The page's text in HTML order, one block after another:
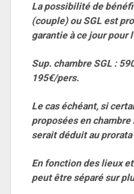
La possibilité de
(couple) ou SGL est
garantie à ce jour pour
Sup. chambre SGL :
195€/pers.
Le cas échéant, si
proposées en chambre
serait déduit au
En fonction des lieux
peut être séparé sur